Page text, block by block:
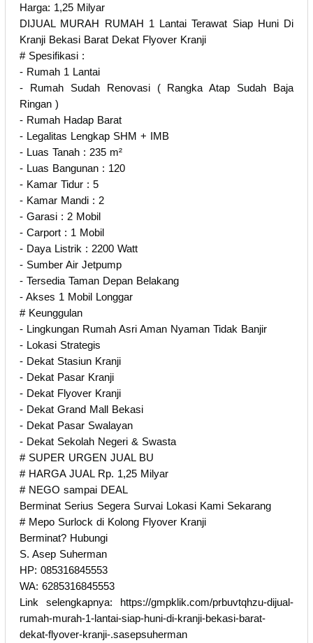
Harga: 1,25 Milyar
DIJUAL MURAH RUMAH 1 Lantai Terawat Siap Huni Di
Kranji Bekasi Barat Dekat Flyover Kranji
# Spesifikasi :
- Rumah 1 Lantai
- Rumah Sudah Renovasi ( Rangka Atap Sudah Baja
Ringan )
- Rumah Hadap Barat
- Legalitas Lengkap SHM + IMB
- Luas Tanah : 235 m²
- Luas Bangunan : 120
- Kamar Tidur : 5
- Kamar Mandi : 2
- Garasi : 2 Mobil
- Carport : 1 Mobil
- Daya Listrik : 2200 Watt
- Sumber Air Jetpump
- Tersedia Taman Depan Belakang
- Akses 1 Mobil Longgar
# Keunggulan
- Lingkungan Rumah Asri Aman Nyaman Tidak Banjir
- Lokasi Strategis
- Dekat Stasiun Kranji
- Dekat Pasar Kranji
- Dekat Flyover Kranji
- Dekat Grand Mall Bekasi
- Dekat Pasar Swalayan
- Dekat Sekolah Negeri & Swasta
# SUPER URGEN JUAL BU
# HARGA JUAL Rp. 1,25 Milyar
# NEGO sampai DEAL
Berminat Serius Segera Survai Lokasi Kami Sekarang
# Mepo Surlock di Kolong Flyover Kranji
Berminat? Hubungi
S. Asep Suherman
HP: 085316845553
WA: 6285316845553
Link selengkapnya: https://gmpklik.com/prbuvtqhzu-dijual-
rumah-murah-1-lantai-siap-huni-di-kranji-bekasi-barat-
dekat-flyover-kranji-.sasepsuherman